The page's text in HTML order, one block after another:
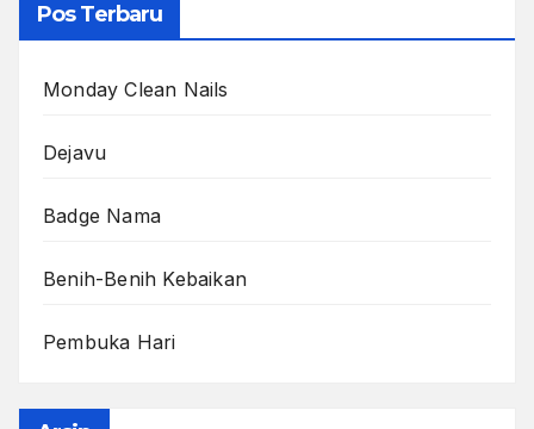
Pos Terbaru
Monday Clean Nails
Dejavu
Badge Nama
Benih-Benih Kebaikan
Pembuka Hari